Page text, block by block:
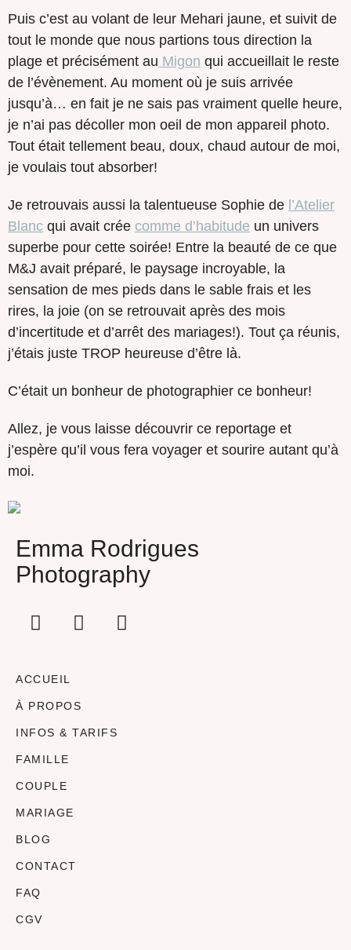
Puis c’est au volant de leur Mehari jaune, et suivit de
tout le monde que nous partions tous direction la
plage et précisément au Migon qui accueillait le reste
de l’évènement. Au moment où je suis arrivée
jusqu’à… en fait je ne sais pas vraiment quelle heure,
je n’ai pas décoller mon oeil de mon appareil photo.
Tout était tellement beau, doux, chaud autour de moi,
je voulais tout absorber!
Je retrouvais aussi la talentueuse Sophie de l’Atelier
Blanc qui avait crée comme d’habitude un univers
superbe pour cette soirée! Entre la beauté de ce que
M&J avait préparé, le paysage incroyable, la
sensation de mes pieds dans le sable frais et les
rires, la joie (on se retrouvait après des mois
d’incertitude et d’arrêt des mariages!). Tout ça réunis,
j’étais juste TROP heureuse d’être là.
C’était un bonheur de photographier ce bonheur!
Allez, je vous laisse découvrir ce reportage et
j’espère qu’il vous fera voyager et sourire autant qu’à
moi.
Emma Rodrigues
Photography
ACCUEIL
À PROPOS
INFOS & TARIFS
FAMILLE
COUPLE
MARIAGE
BLOG
CONTACT
FAQ
CGV